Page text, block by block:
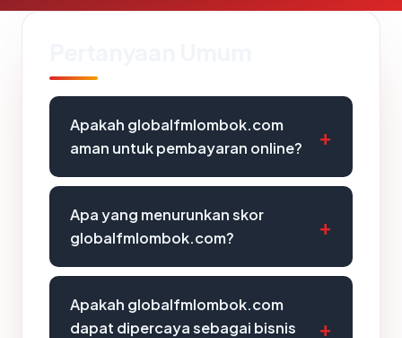
Apakah globalfmlombok.com
aman untuk pembayaran online?
Apa yang menurunkan skor
globalfmlombok.com?
Apakah globalfmlombok.com
dapat dipercaya sebagai bisnis